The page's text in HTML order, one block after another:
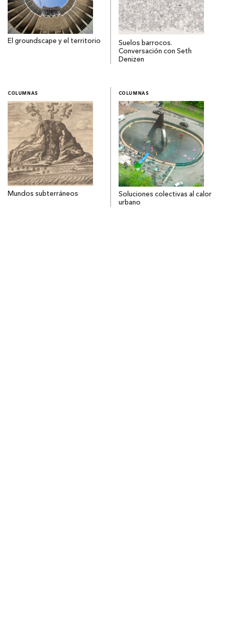
El groundscape y el territorio
Suelos barrocos.
Conversación con Seth
Denizen
COLUMNAS
Mundos subterráneos
COLUMNAS
Soluciones colectivas al calor
urbano